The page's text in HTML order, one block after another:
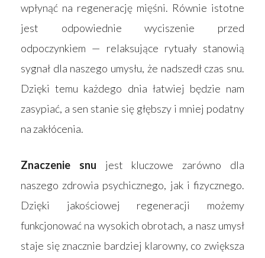
wpłynąć na regenerację mięśni. Równie istotne
jest odpowiednie wyciszenie przed
odpoczynkiem — relaksujące rytuały stanowią
sygnał dla naszego umysłu, że nadszedł czas snu.
Dzięki temu każdego dnia łatwiej będzie nam
zasypiać, a sen stanie się głębszy i mniej podatny
na zakłócenia.
Znaczenie snu jest kluczowe zarówno dla
naszego zdrowia psychicznego, jak i fizycznego.
Dzięki jakościowej regeneracji możemy
funkcjonować na wysokich obrotach, a nasz umysł
staje się znacznie bardziej klarowny, co zwiększa